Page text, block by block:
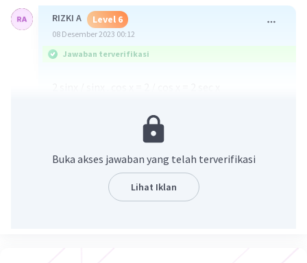
RIZKI A Level 6
08 Desember 2023 00:12
Jawaban terverifikasi
Buka akses jawaban yang telah terverifikasi
Lihat Iklan